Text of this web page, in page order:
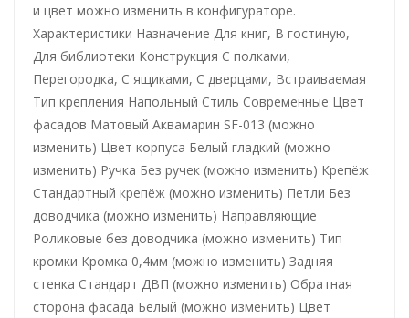
и цвет можно изменить в конфигураторе.
Характеристики Назначение Для книг, В гостиную,
Для библиотеки Конструкция С полками,
Перегородка, С ящиками, С дверцами, Встраиваемая
Тип крепления Напольный Стиль Современные Цвет
фасадов Матовый Аквамарин SF-013 (можно
изменить) Цвет корпуса Белый гладкий (можно
изменить) Ручка Без ручек (можно изменить) Крепёж
Стандартный крепёж (можно изменить) Петли Без
доводчика (можно изменить) Направляющие
Роликовые без доводчика (можно изменить) Тип
кромки Кромка 0,4мм (можно изменить) Задняя
стенка Стандарт ДВП (можно изменить) Обратная
сторона фасада Белый (можно изменить) Цвет